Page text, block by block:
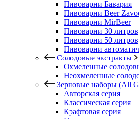
Пивоварни Бавария
Пивоварни Beer
Пивоварни MirBeer
Пивоварни 30 литров
Пивоварни 50 литров
Пивоварни
Солодовые экстракты
Охмеленные
Неохмеленные
Зерновые наборы (All
Авторская серия
Классическая серия
Крафтовая серия